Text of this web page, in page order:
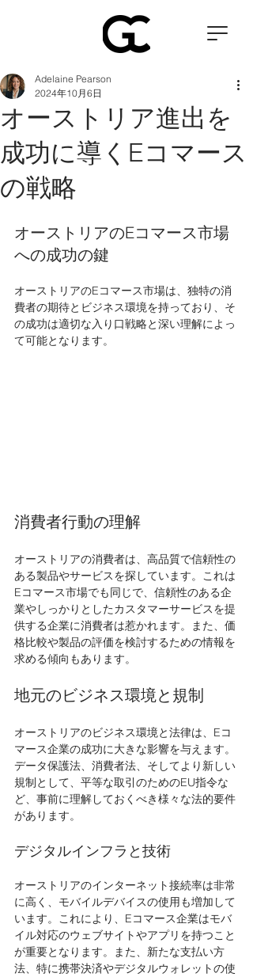
オーストリア進出を
成功に導くEコマース
の戦略
Adelaine Pearson
2024年10月6日
オーストリアのEコマース市場
への成功の鍵
オーストリアのEコマース市場は、独特の消
費者の期待とビジネス環境を持っており、そ
の成功は適切な入り口戦略と深い理解によっ
て可能となります。
消費者行動の理解
オーストリアの消費者は、高品質で信頼性の
ある製品やサービスを探しています。これは
Eコマース市場でも同じで、信頼性のある企
業やしっかりとしたカスタマーサービスを提
供する企業に消費者は惹かれます。また、価
格比較や製品の評価を検討するための情報を
求める傾向もあります。
地元のビジネス環境と規制
オーストリアのビジネス環境と法律は、Eコ
マース企業の成功に大きな影響を与えます。
データ保護法、消費者法、そしてより新しい
規制として、平等な取引のためのEU指令な
ど、事前に理解しておくべき様々な法的要件
があります。
デジタルインフラと技術
オーストリアのインターネット接続率は非常
に高く、モバイルデバイスの使用も増加して
います。これにより、Eコマース企業はモバ
イル対応のウェブサイトやアプリを持つこと
が重要となります。また、新たな支払い方
法、特に携帯決済やデジタルウォレットの使